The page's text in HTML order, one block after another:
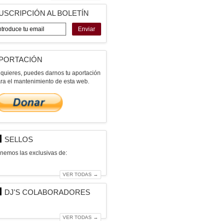
AL BOLETÍN
Enviar
puedes darnos tu aportación
el mantenimiento de esta web.
SELLOS
las exclusivas de:
VER TODAS →
DJ'S COLABORADORES
VER TODAS →